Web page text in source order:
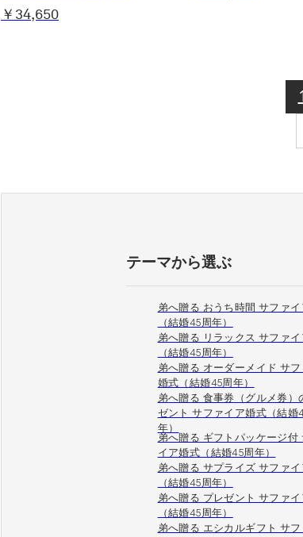
￥34,650
1
テーマから選ぶ
弟へ贈る おうち時間 サファ
（結婚45周年）
弟へ贈る リラックス サファ
（結婚45周年）
弟へ贈る オーダーメイド サフ
婚式（結婚45周年）
弟へ贈る 食事券（グルメ券）
ゼント サファイア婚式（結婚
年）
弟へ贈る ギフトパッケージ付
イア婚式（結婚45周年）
弟へ贈る サプライズ サファ
（結婚45周年）
弟へ贈る プレゼント サファ
（結婚45周年）
弟へ贈る エシカルギフト サフ